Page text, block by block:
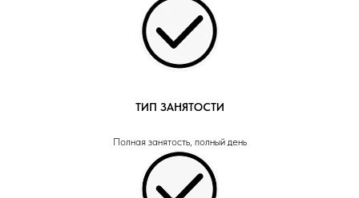
ТИП ЗАНЯТОСТИ
Полная занятость, полный день